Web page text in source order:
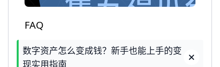
FAQ
数字资产怎么变成钱？新手也能上手的变
现实用指南